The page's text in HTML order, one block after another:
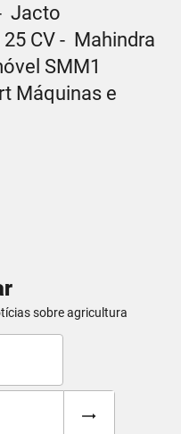
Jacto
CV - Mahindra
SMM1
Máquinas e
sobre agricultura